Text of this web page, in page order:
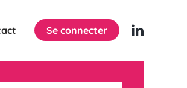
Se connecter